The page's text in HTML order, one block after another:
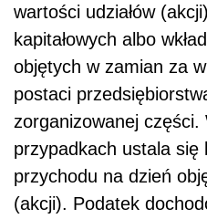
wartości udziałów
kapitałowych albo
objętych w zamian za
postaci
zorganizowanej części.
przypadkach ustala się
przychodu na dzień
(akcji). Podatek